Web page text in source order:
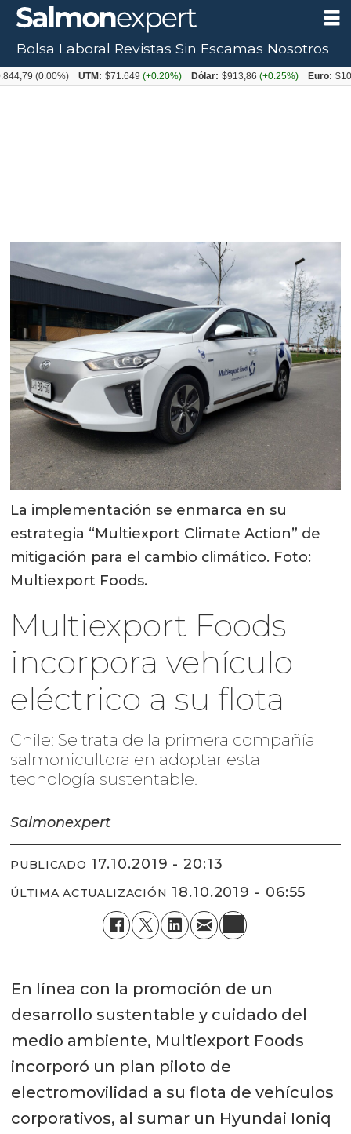
La implementación se enmarca en su
estrategia “Multiexport Climate Action” de
mitigación para el cambio climático. Foto:
Multiexport Foods.
Multiexport Foods
incorpora vehículo
eléctrico a su flota
Chile: Se trata de la primera compañía
salmonicultora en adoptar esta
tecnología sustentable.
Salmonexpert
PUBLICADO 17.10.2019 - 20:13
ÚLTIMA ACTUALIZACIÓN 18.10.2019 - 06:55
En línea con la promoción de un
desarrollo sustentable y cuidado del
medio ambiente, Multiexport Foods
incorporó un plan piloto de
electromovilidad a su flota de vehículos
corporativos, al sumar un Hyundai Ioniq
Bolsa Laboral Revistas Sin Escamas Nosotros
(0.00%) UTM: $71.649(+0.20%) Dólar: $913,86(+0.25%) Euro: $1053,08